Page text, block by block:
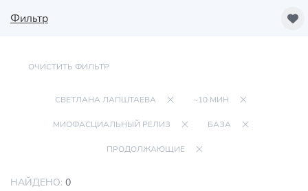
Фильтр
ОЧИСТИТЬ ФИЛЬТР
СВЕТЛАНА ЛАПШТАЕВА ~10 МИН
МИОФАСЦИАЛЬНЫЙ РЕЛИЗ БАЗА
ПРОДОЛЖАЮЩИЕ
НАЙДЕНО: 0